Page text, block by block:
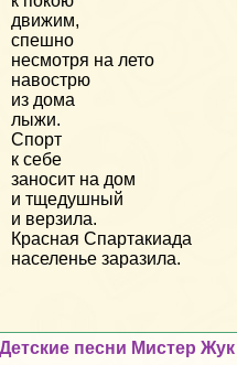
движим,
спешно
несмотря на лето
навострю
из дома
лыжи.
Спорт
к себе
заносит на дом
и тщедушный
и верзила.
Красная Спартакиада
населенье заразила.
Детские песни Мистер Жук